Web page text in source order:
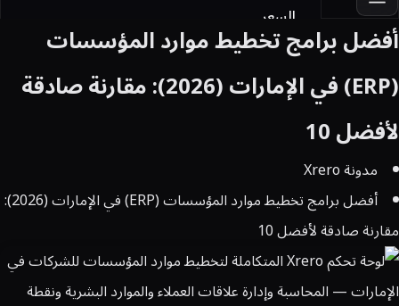
السعر
أوفيس
تواصل معنا
تسجيل الدخول
أفضل برامج تخطيط موارد المؤسسات
(ERP) في الإمارات (2026): مقارنة صادقة
لأفضل 10
مدونة Xrero
أفضل برامج تخطيط موارد المؤسسات (ERP) في الإمارات (2026):
مقارنة صادقة لأفضل 10